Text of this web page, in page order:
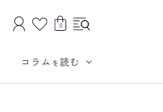
0
コラム を読む